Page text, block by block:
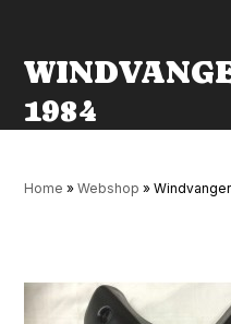
1984
Home »Webshop »